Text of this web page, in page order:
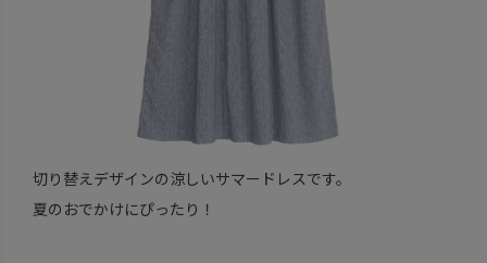
切り替えデザインの涼しいサマードレスです。
夏のおでかけにぴったり！